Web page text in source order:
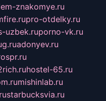
znakomye.ru
pro-otdelky.ru
uzbek.ruporno-vk.ru
adonyev.ru
hostel-65.ru
mishinlab.ru
starbucksvia.ru